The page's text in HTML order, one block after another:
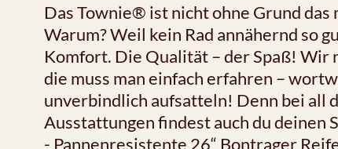
Das Townie® ist nicht ohne Grund
Warum? Weil kein Rad annähernd so
Komfort. Die Qualität – der Spaß! Wir
die muss man einfach erfahren –
unverbindlich aufsatteln! Denn bei all
Ausstattungen findest auch du deinen
- Pannenresistente 26“ Bontrager